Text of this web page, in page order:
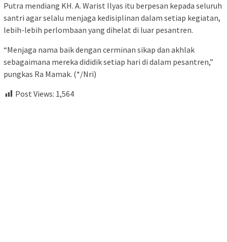
Putra mendiang KH. A. Warist Ilyas itu berpesan kepada seluruh
santri agar selalu menjaga kedisiplinan dalam setiap kegiatan,
lebih-lebih perlombaan yang dihelat di luar pesantren.
“Menjaga nama baik dengan cerminan sikap dan akhlak
sebagaimana mereka dididik setiap hari di dalam pesantren,”
pungkas Ra Mamak. (*/Nri)
Post Views: 1,564